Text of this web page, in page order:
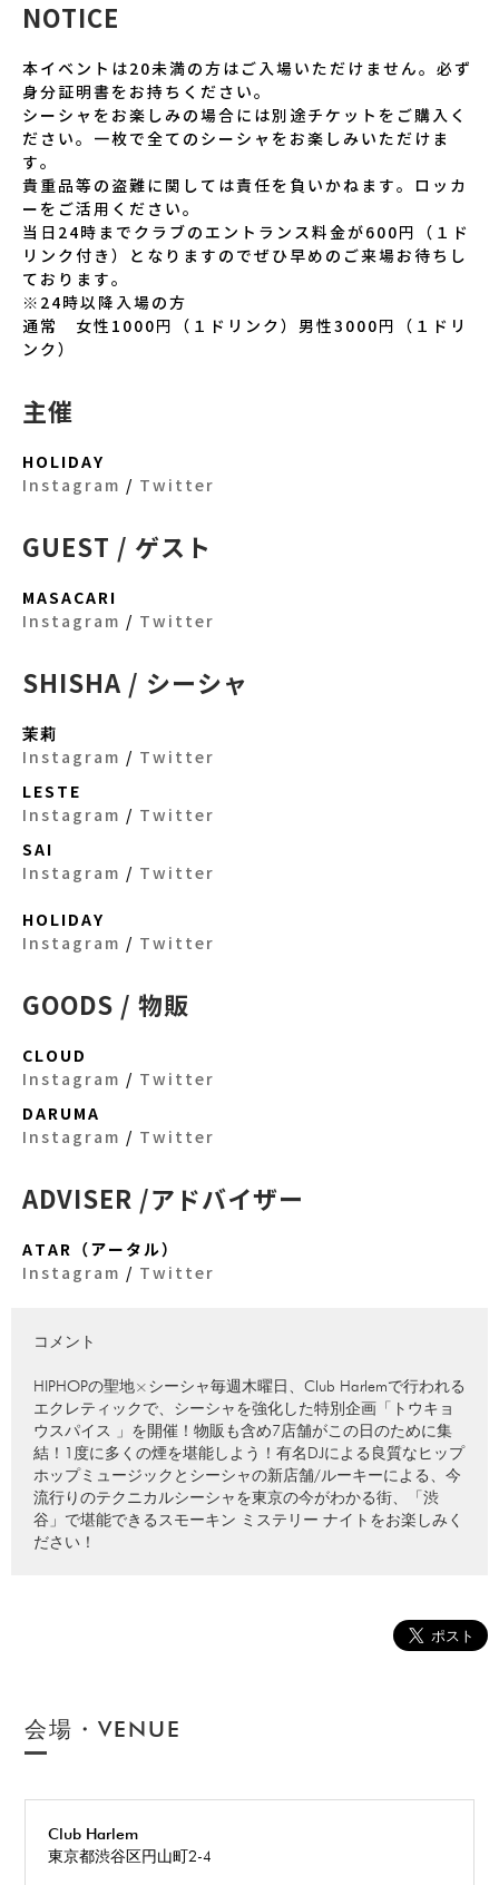
NOTICE
本イベントは20未満の方はご入場いただけません。必ず
身分証明書をお持ちください。
シーシャをお楽しみの場合には別途チケットをご購入く
ださい。一枚で全てのシーシャをお楽しみいただけま
す。
貴重品等の盗難に関しては責任を負いかねます。ロッカ
ーをご活用ください。
当日24時までクラブのエントランス料金が600円（１ド
リンク付き）となりますのでぜひ早めのご来場お待ちし
ております。
※24時以降入場の方
通常 女性1000円（１ドリンク）男性3000円（１ドリ
ンク）
主催
HOLIDAY
Instagram / Twitter
GUEST / ゲスト
MASACARI
Instagram / Twitter
SHISHA / シーシャ
茉莉
Instagram / Twitter
LESTE
Instagram / Twitter
SAI
Instagram / Twitter
HOLIDAY
Instagram / Twitter
GOODS / 物販
CLOUD
Instagram / Twitter
DARUMA
Instagram / Twitter
ADVISER /アドバイザー
ATAR（アータル）
Instagram / Twitter
コメント
HIPHOPの聖地×シーシャ毎週木曜日、Club Harlemで行われる
エクレティックで、シーシャを強化した特別企画「トウキョ
ウスパイス 」を開催！物販も含め7店舗がこの日のために集
結！1度に多くの煙を堪能しよう！有名DJによる良質なヒップ
ホップミュージックとシーシャの新店舗/ルーキーによる、今
流行りのテクニカルシーシャを東京の今がわかる街、「渋
谷」で堪能できるスモーキン ミステリー ナイトをお楽しみく
ださい！
会場・VENUE
Club Harlem
東京都渋谷区円山町2-4